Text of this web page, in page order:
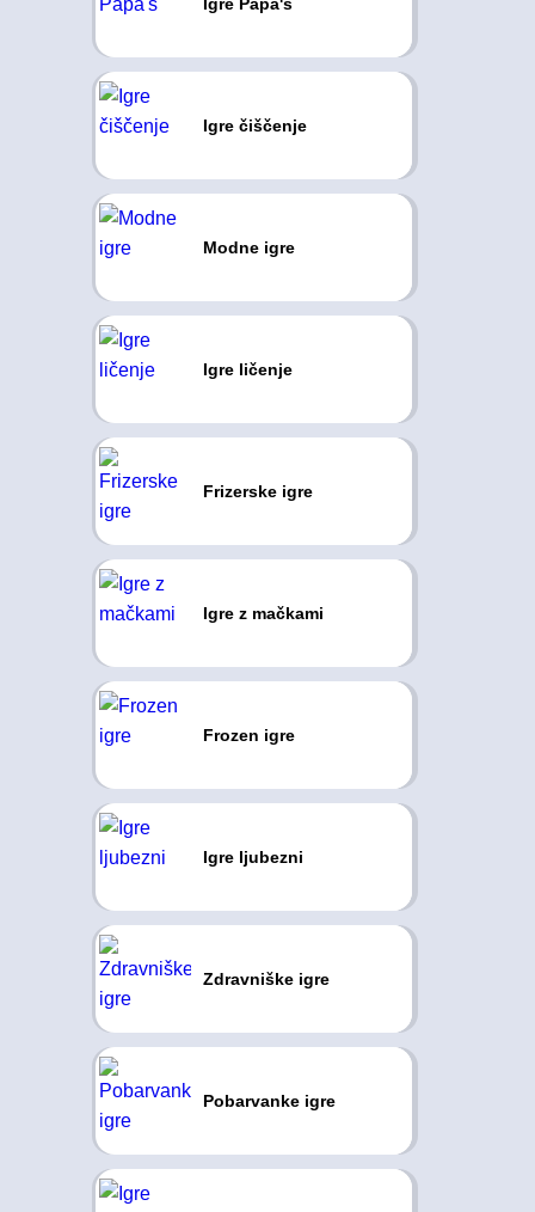
Igre čiščenje
Modne igre
Igre ličenje
Frizerske igre
Igre z mačkami
Frozen igre
Igre ljubezni
Zdravniške igre
Pobarvanke igre